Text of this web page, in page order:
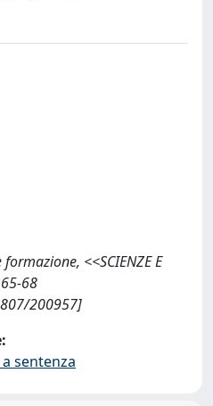
<<SCIENZE E
65-68
200957]
sentenza